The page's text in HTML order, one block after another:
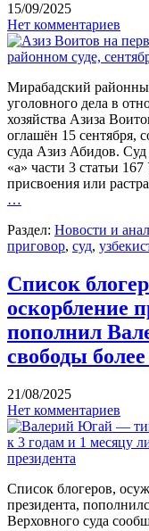
15/09/2025
Нет комментариев
Мирабадский
уголовного дела в
хозяйства Азиза
оглашён 15 сентября,
суда Азиз Абидов.
«а» части 3 статьи
присвоения или
…
Раздел: Новости и
приговор, суд,
Список
оскорбление
пополнил
свободы
21/08/2025
Нет комментариев
Список блогеров,
президента,
Верховного суда